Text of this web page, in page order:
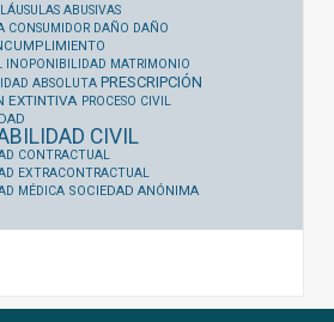
ABUSIVAS
CONSUMIDOR DAÑO DAÑO
INOPONIBILIDAD MATRIMONIO
ABSOLUTA PRESCRIPCIÓN
EXTINTIVA PROCESO CIVIL
CIVIL
CONTRACTUAL
EXTRACONTRACTUAL
MÉDICA SOCIEDAD ANÓNIMA